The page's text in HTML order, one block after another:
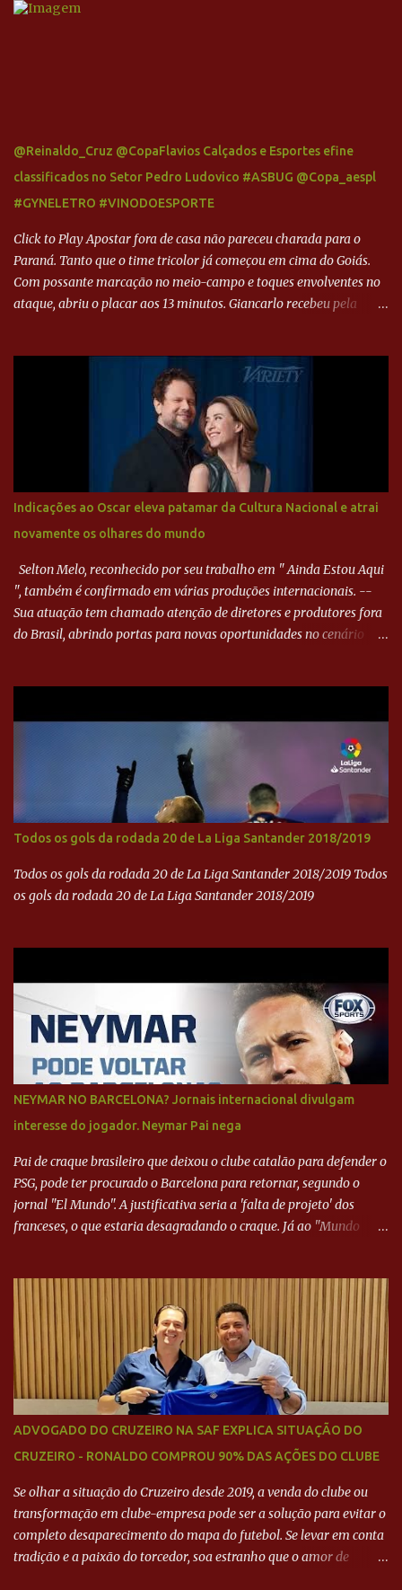
@Reinaldo_Cruz @CopaFlavios Calçados e Esportes efine
classificados no Setor Pedro Ludovico #ASBUG @Copa_aespl
#GYNELETRO #VINODOESPORTE
Click to Play Apostar fora de casa não pareceu charada para o
Paraná. Tanto que o time tricolor já começou em cima do Goiás.
Com possante marcação no meio-campo e toques envolventes no
ataque, abriu o placar aos 13 minutos. Giancarlo recebeu pela
Paraná ampliou a vantagem aos 21 minutos. Éverton Garroni
desviou cruzamento de cabeça e, mesmo de costas, incidiu o canto
direito de Harlei. O goleiro esmeraldino se esticou e até tocou na
bola, mas não o suficiente para desviar sua trajetória. O ataque do
Goiás era nulo, tanto que o Paraná seguiu em cima. Aos 32
minutos, Jefferson cabeceou e Harlei fez grande defesa. Seis
minutos depois, Wellington encheu o pé e quase surpreendeu o
goleiro rival, que novamente defendeu. No fim, Jefferson teve
outra boa chance, mas parou no goleiro. Gol para matar espera...
Indicações ao Oscar eleva patamar da Cultura Nacional e atrai
novamente os olhares do mundo
Selton Melo, reconhecido por seu trabalho em " Ainda Estou Aqui
", também é confirmado em várias produções internacionais. --
Sua atuação tem chamado atenção de diretores e produtores fora
do Brasil, abrindo portas para novas oportunidades no cenário
Todos os gols da rodada 20 de La Liga Santander 2018/2019
Todos os gols da rodada 20 de La Liga Santander 2018/2019 Todos
os gols da rodada 20 de La Liga Santander 2018/2019
NEYMAR NO BARCELONA? Jornais internacional divulgam
interesse do jogador. Neymar Pai nega
Pai de craque brasileiro que deixou o clube catalão para defender o
PSG, pode ter procurado o Barcelona para retornar, segundo o
jornal "El Mundo". A justificativa seria a 'falta de projeto' dos
franceses, o que estaria desagradando o craque. Já ao "Mundo
Neymar Pai nega
ADVOGADO DO CRUZEIRO NA SAF EXPLICA SITUAÇÃO DO
CRUZEIRO - RONALDO COMPROU 90% DAS AÇÕES DO CLUBE
Se olhar a situação do Cruzeiro desde 2019, a venda do clube ou
transformação em clube-empresa pode ser a solução para evitar o
completo desaparecimento do mapa do futebol. Se levar em conta
tradição e a paixão do torcedor, soa estranho que o amor de